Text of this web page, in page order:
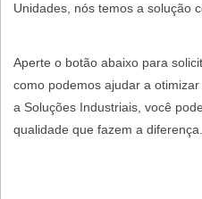
Unidades, nós temos a solução
Aperte o botão abaixo para
como podemos ajudar a
a Soluções Industriais, você
qualidade que fazem a diferença.